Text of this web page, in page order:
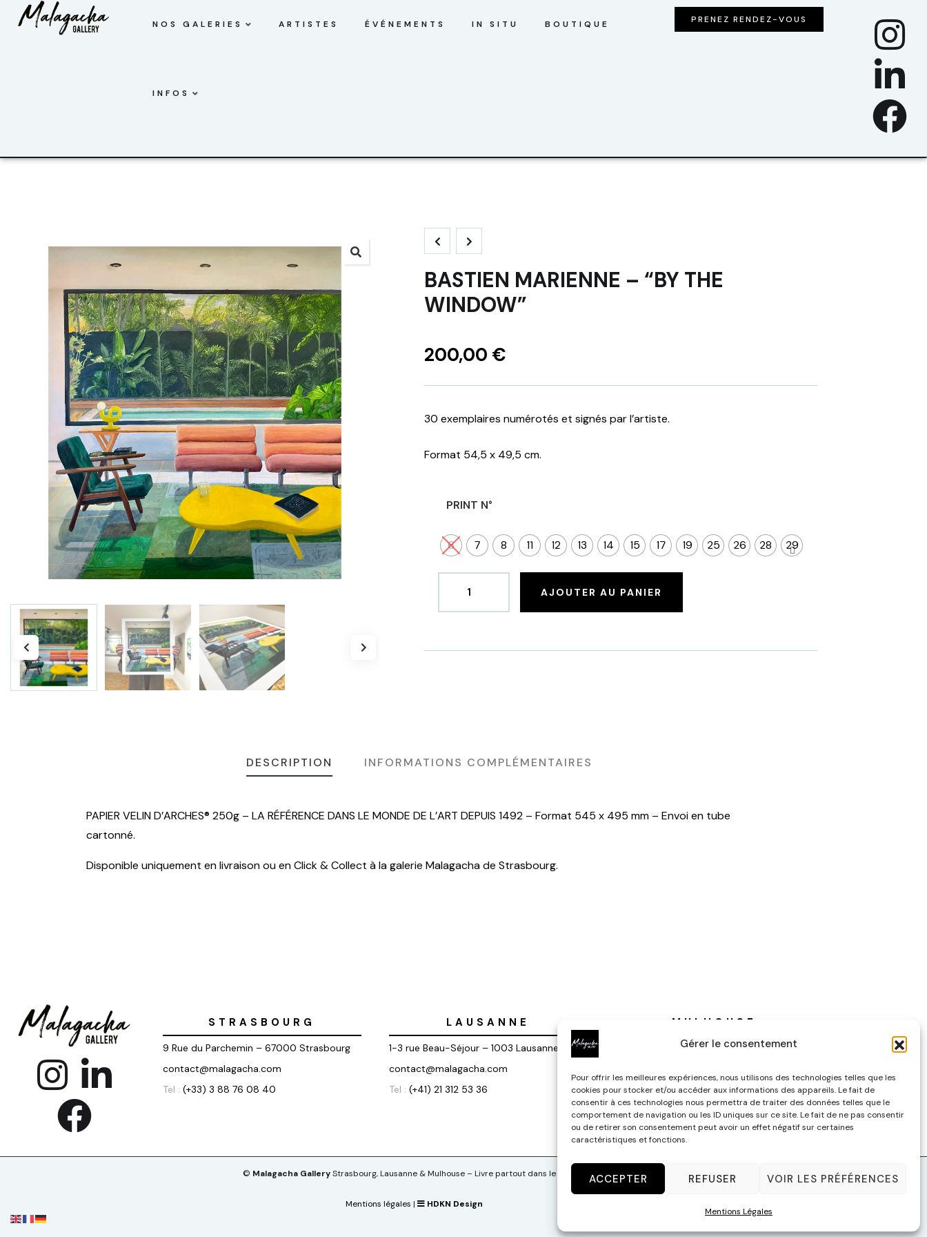
Gérer le consentement
Pour offrir les meilleures expériences, nous utilisons des technologies telles que les
cookies pour stocker et/ou accéder aux informations des appareils. Le fait de
consentir à ces technologies nous permettra de traiter des données telles que le
comportement de navigation ou les ID uniques sur ce site. Le fait de ne pas consentir
ou de retirer son consentement peut avoir un effet négatif sur certaines
caractéristiques et fonctions.
ACCEPTER REFUSER VOIR LES PRÉFÉRENCES
Mentions Légales
NOS GALERIES ARTISTES ÉVÉNEMENTS IN SITU BOUTIQUE
INFOS
PRENEZ RENDEZ-VOUS
BASTIEN MARIENNE – “BY THE
WINDOW”
200,00 €
30 exemplaires numérotés et signés par l’artiste.
Format 54,5 x 49,5 cm.
PRINT N°
6 7 8 11 12 13 14 15 17 19 25 26 28 29
AJOUTER AU PANIER
DESCRIPTION INFORMATIONS COMPLÉMENTAIRES
PAPIER VELIN D’ARCHES® 250g – LA RÉFÉRENCE DANS LE MONDE DE L’ART DEPUIS 1492 – Format 545 x 495 mm – Envoi en tube
cartonné.
Disponible uniquement en livraison ou en Click & Collect à la galerie Malagacha de Strasbourg.
STRASBOURG
9 Rue du Parchemin – 67000 Strasbourg
contact@malagacha.com
Tel : (+33) 3 88 76 08 40
LAUSANNE
1-3 rue Beau-Séjour – 1003 Lausanne
contact@malagacha.com
Tel : (+41) 21 312 53 36
MULHOUSE
130 Rue de la Mer Rouge – 68200
contact@malagacha.com
Tel : (+33) 9 67 82 27 74
© Malagacha GalleryStrasbourg, Lausanne & Mulhouse – Livre partout dans le monde
Mentions légales | HDKN Design